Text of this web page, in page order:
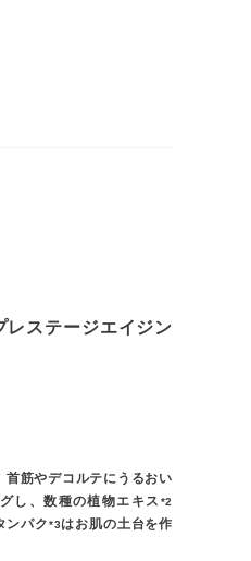
レステージエイジン
筋やデコルテにうるおい
し、数種の植物エキス *2
ンパク*3はお肌の土台を作